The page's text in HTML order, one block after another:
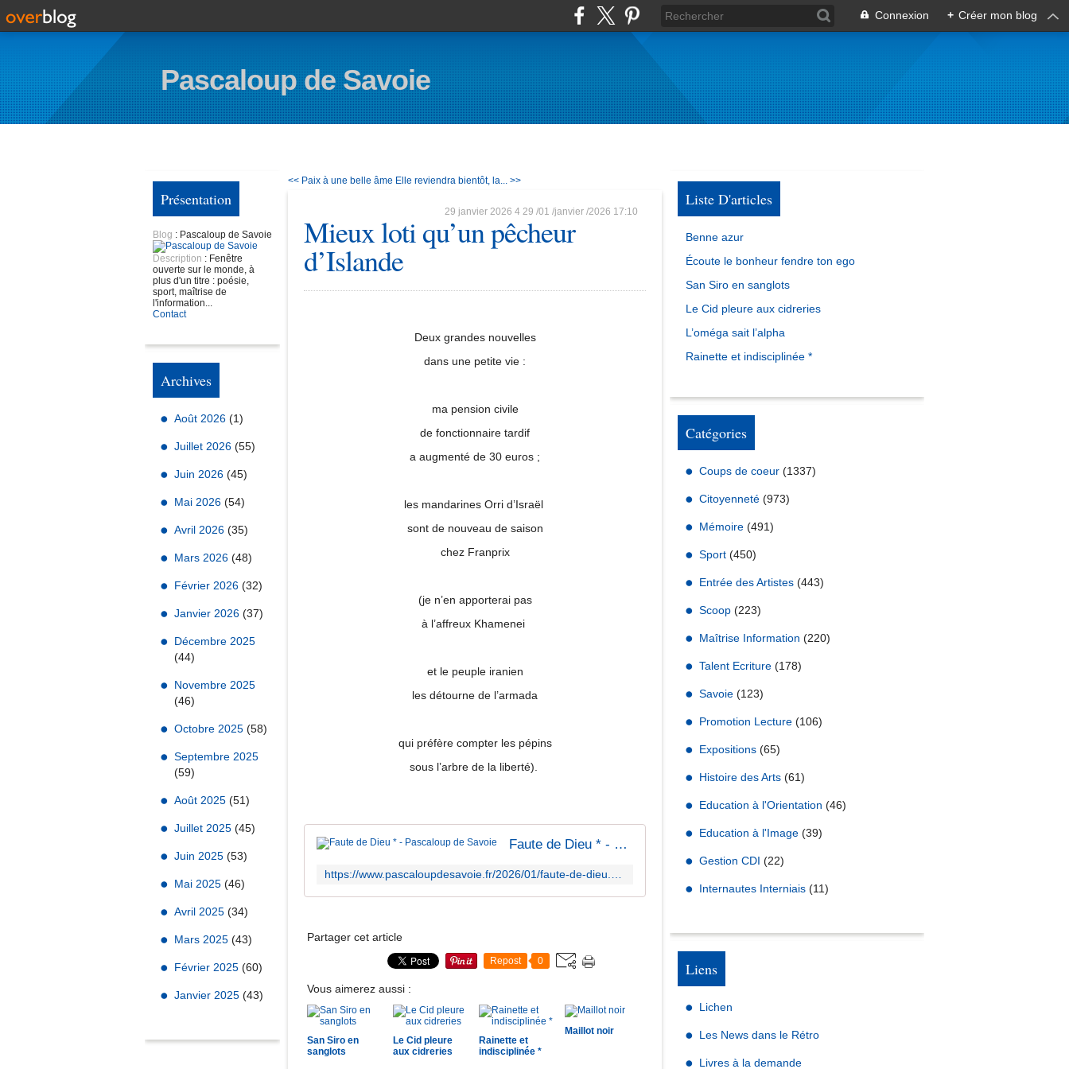
Connexion + Créer mon blog
Pascaloup de Savoie
Présentation
Blog : Pascaloup de Savoie
Description : Fenêtre
ouverte sur le monde, à
plus d'un titre : poésie,
sport, maîtrise de
l'information...
Contact
Archives
Août 2026 (1)
Juillet 2026 (55)
Juin 2026 (45)
Mai 2026 (54)
Avril 2026 (35)
Mars 2026 (48)
Février 2026 (32)
Janvier 2026 (37)
Décembre 2025
(44)
Novembre 2025
(46)
Octobre 2025 (58)
Septembre 2025
(59)
Août 2025 (51)
Juillet 2025 (45)
Juin 2025 (53)
Mai 2025 (46)
Avril 2025 (34)
Mars 2025 (43)
Février 2025 (60)
Janvier 2025 (43)
<< Paix à une belle âme Elle reviendra bientôt, la... >>
29 janvier 2026 4 29 /01 /janvier /2026 17:10
Mieux loti qu’un pêcheur
d’Islande
Deux grandes nouvelles
dans une petite vie :
ma pension civile
de fonctionnaire tardif
a augmenté de 30 euros ;
les mandarines Orri d’Israël
sont de nouveau de saison
chez Franprix
(je n’en apporterai pas
à l’affreux Khamenei
et le peuple iranien
les détourne de l’armada
qui préfère compter les pépins
sous l’arbre de la liberté).
Faute de Dieu * - Pascaloup de Savoie
Partager cet article
Repost 0
Vous aimerez aussi :
San Siro en
sanglots
Le Cid pleure
aux cidreries
Rainette et
indisciplinée *
Maillot noir
Liste D'articles
Benne azur
Écoute le bonheur fendre ton ego
San Siro en sanglots
Le Cid pleure aux cidreries
L’oméga sait l’alpha
Rainette et indisciplinée *
Catégories
Coups de coeur (1337)
Citoyenneté (973)
Mémoire (491)
Sport (450)
Entrée des Artistes (443)
Scoop (223)
Maîtrise Information (220)
Talent Ecriture (178)
Savoie (123)
Promotion Lecture (106)
Expositions (65)
Histoire des Arts (61)
Education à l'Orientation (46)
Education à l'Image (39)
Gestion CDI (22)
Internautes Interniais (11)
Liens
Lichen
Les News dans le Rétro
Livres à la demande